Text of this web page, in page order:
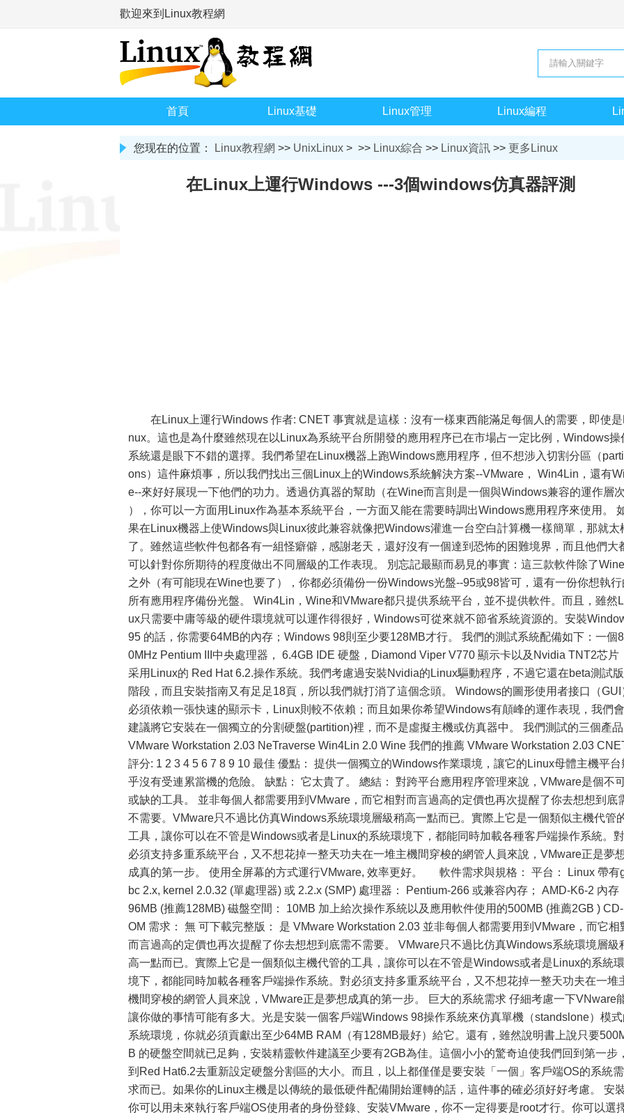
歡迎來到Linux教程網
首頁 Linux基礎 Linux管理 Linux編程
您现在的位置： Linux教程網 >> UnixLinux > >> Linux綜合 >> Linux資訊 >> 更多Linux
在Linux上運行Windows ---3個windows仿真器評測
在Linux上運行Windows 作者: CNET 事實就是這樣：沒有一樣東西能滿足每個人的需要，即使
nux。這也是為什麼雖然現在以Linux為系統平台所開發的應用程序已在市場占一定比例，Windows操
系統還是眼下不錯的選擇。我們希望在Linux機器上跑Windows應用程序，但不想涉入切割分區（
ons）這件麻煩事，所以我們找出三個Linux上的Windows系統解決方案--VMware， Win4Lin，還有
e--來好好展現一下他們的功力。透過仿真器的幫助（在Wine而言則是一個與Windows兼容的運作層次
），你可以一方面用Linux作為基本系統平台，一方面又能在需要時調出Windows應用程序來使用。
果在Linux機器上使Windows與Linux彼此兼容就像把Windows灌進一台空白計算機一樣簡單，那就太
了。雖然這些軟件包都各有一組怪癖僻，感謝老天，還好沒有一個達到恐怖的困難境界，而且他們大
可以針對你所期待的程度做出不同層級的工作表現。 別忘記最顯而易見的事實：這三款軟件除了Wine
之外（有可能現在Wine也要了），你都必須備份一份Windows光盤--95或98皆可，還有一份你想執行
所有應用程序備份光盤。 Win4Lin，Wine和VMware都只提供系統平台，並不提供軟件。而且，雖然
ux只需要中庸等級的硬件環境就可以運作得很好，Windows可從來就不節省系統資源的。安裝
95 的話，你需要64MB的內存；Windows 98則至少要128MB才行。 我們的測試系統配備如下：一個
0MHz Pentium III中央處理器， 6.4GB IDE 硬盤，Diamond Viper V770 顯示卡以及Nvidia TNT2芯片
采用Linux的 Red Hat 6.2.操作系統。我們考慮過安裝Nvidia的Linux驅動程序，不過它還在beta測試版
階段，而且安裝指南又有足足18頁，所以我們就打消了這個念頭。 Windows的圖形使用者接口（GUI
必須依賴一張快速的顯示卡，Linux則較不依賴；而且如果你希望Windows有顛峰的運作表現，我們會
建議將它安裝在一個獨立的分割硬盤(partition)裡，而不是虛擬主機或仿真器中。 我們測試的三個產
VMware Workstation 2.03 NeTraverse Win4Lin 2.0 Wine 我們的推薦 VMware Workstation 2.03
評分: 1 2 3 4 5 6 7 8 9 10 最佳 優點： 提供一個獨立的Windows作業環境，讓它的Linux母體主機平台
乎沒有受連累當機的危險。 缺點： 它太貴了。 總結： 對跨平台應用程序管理來說，VMware是個不
或缺的工具。 並非每個人都需要用到VMware，而它相對而言過高的定價也再次提醒了你去想想到底
不需要。VMware只不過比仿真Windows系統環境層級稍高一點而已。實際上它是一個類似主機代管
工具，讓你可以在不管是Windows或者是Linux的系統環境下，都能同時加載各種客戶端操作系統。對
必須支持多重系統平台，又不想花掉一整天功夫在一堆主機間穿梭的網管人員來說，VMware正是夢
成真的第一步。 使用全屏幕的方式運行VMware, 效率更好。 軟件需求與規格： 平台： Linux 帶有
bc 2.x, kernel 2.0.32 (單處理器) 或 2.2.x (SMP) 處理器： Pentium-266 或兼容內存； AMD-K6-2 內存
96MB (推薦128MB) 磁盤空間： 10MB 加上給次操作系統以及應用軟件使用的500MB (推薦2GB )
OM 需求： 無 可下載完整版： 是 VMware Workstation 2.03 並非每個人都需要用到VMware，而它相
而言過高的定價也再次提醒了你去想想到底需不需要。 VMware只不過比仿真Windows系統環境層級
高一點而已。實際上它是一個類似主機代管的工具，讓你可以在不管是Windows或者是Linux的系統環
境下，都能同時加載各種客戶端操作系統。對必須支持多重系統平台，又不想花掉一整天功夫在一堆
機間穿梭的網管人員來說，VMware正是夢想成真的第一步。 巨大的系統需求 仔細考慮一下VNware
讓你做的事情可能有多大。光是安裝一個客戶端Windows 98操作系統來仿真單機（standslone）模式
系統環境，你就必須貢獻出至少64MB RAM（有128MB最好）給它。還有，雖然說明書上說只要
B 的硬盤空間就已足夠，安裝精靈軟件建議至少要有2GB為佳。這個小小的驚奇迫使我們回到第一步，
到Red Hat6.2去重新設定硬盤分割區的大小。而且，以上都僅僅是要安裝「一個」客戶端OS的系統需
求而已。如果你的Linux主機是以傳統的最低硬件配備開始運轉的話，這件事的確必須好好考慮。 安
你可以用未來執行客戶端OS使用者的身份登錄、安裝VMware，你不一定得要是root才行。你可以選